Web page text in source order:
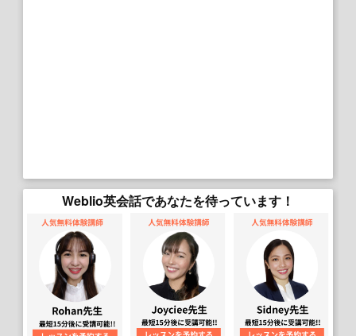
Weblio英会話であなたを待っています！